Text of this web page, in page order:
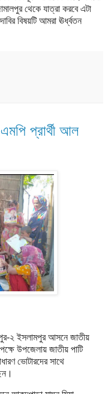
থেকে যাত্রা করবে এটা
বিষয়টি আমরা ঊর্ধ্বতন
প্রার্থী আল
২ ইসলামপুর আসনে জাতীয়
উপজেলায় জাতীয় পাটি
ভোটারদের সাথে